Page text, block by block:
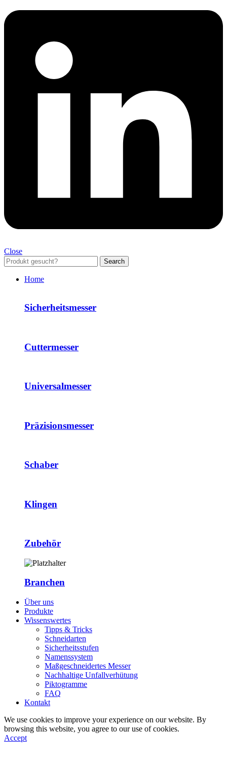
Close
Search
Home
Sicherheitsmesser
Cuttermesser
Universalmesser
Präzisionsmesser
Schaber
Klingen
Zubehör
Branchen
Über uns
Produkte
Wissenswertes
Tipps & Tricks
Schneidarten
Sicherheitsstufen
Namenssystem
Maßgeschneidertes Messer
Nachhaltige Unfallverhütung
Piktogramme
FAQ
Kontakt
We use cookies to improve your experience on our website. By
browsing this website, you agree to our use of cookies.
Accept